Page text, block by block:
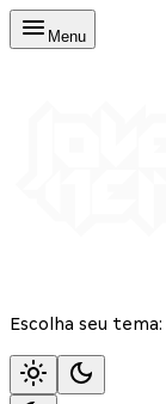
Menu
Escolha seu tema: